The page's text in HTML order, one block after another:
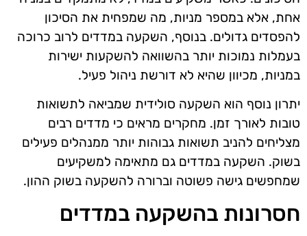
אחת, אלא במספר מניות, מה שמפחית את הסיכון
להפסדים גדולים. בנוסף, השקעה במדדים לרוב כרוכה
בעמלות נמוכות יותר בהשוואה להשקעות ישירות
במניות, מכיוון שהיא לא דורשת ניהול פעיל.
יתרון נוסף הוא השקעה סולידית שמביאה לתשואות
טובות לאורך זמן. מחקרים מראים כי מדדים רבים
מצליחים להניב תשואות גבוהות יותר ממנהלים פעילים
בשוק. השקעה במדדים גם מתאימה למשקיעים
שמחפשים גישה פשוטה וברורה להשקעה בשוק ההון.
חסרונות בהשקעה במדדים